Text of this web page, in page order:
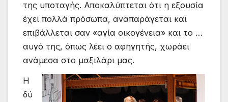
της υποταγής. Αποκαλύπτεται ότι η εξουσία
έχει πολλά πρόσωπα, αναπαράγεται και
επιβάλλεται σαν «αγία οικογένεια» και το …
αυγό της, όπως λέει ο αφηγητής, χωράει
ανάμεσα στο μαξιλάρι μας.
Η
δύ